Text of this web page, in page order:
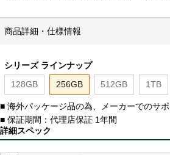
商品詳細・仕様情報
シリーズ ラインナップ
128GB
256GB 512GB 1TB
■ 海外パッケージ品の為、メーカーでのサ
■ 保証期間：代理店保証 1年間
詳細スペック